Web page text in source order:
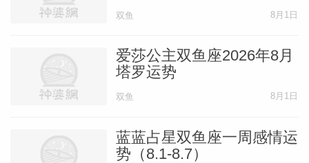
双鱼 8月1日
爱莎公主双鱼座2026年8月
塔罗运势
双鱼 8月1日
蓝蓝占星双鱼座一周感情运
势（8.1-8.7）